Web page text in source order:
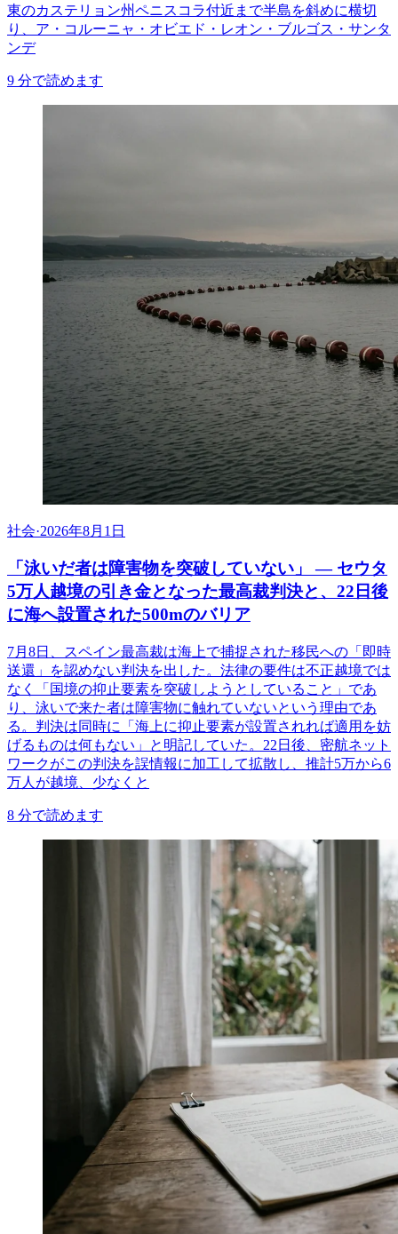
東のカステリョン州ペニスコラ付近まで半島を斜めに横切
り、ア・コルーニャ・オビエド・レオン・ブルゴス・サンタ
ンデ
9 分で読めます
社会·2026年8月1日
「泳いだ者は障害物を突破していない」 ― セウタ
5万人越境の引き金となった最高裁判決と、22日後
に海へ設置された500mのバリア
7月8日、スペイン最高裁は海上で捕捉された移民への「即時
送還」を認めない判決を出した。法律の要件は不正越境では
なく「国境の抑止要素を突破しようとしていること」であ
り、泳いで来た者は障害物に触れていないという理由であ
る。判決は同時に「海上に抑止要素が設置されれば適用を妨
げるものは何もない」と明記していた。22日後、密航ネット
ワークがこの判決を誤情報に加工して拡散し、推計5万から6
万人が越境、少なくと
8 分で読めます